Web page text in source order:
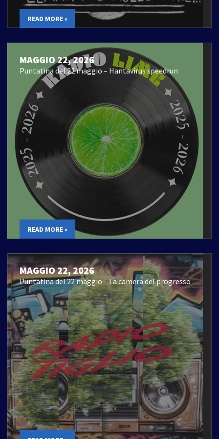
READ MORE »
MAGGIO 22, 2026
Puntatina del 22 maggio – Hantavirus speedrun
READ MORE »
MAGGIO 22, 2026
Puntatina del 22 maggio – La camera del progresso